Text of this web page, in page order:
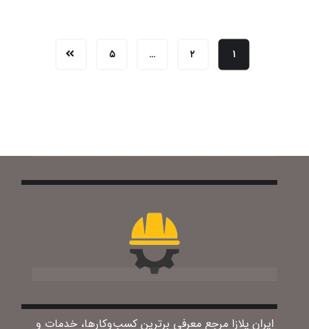
۱ ۲ … ۵
ایران پلازا مرجع معرفی برترین کسب‌وکارها، خدمات و